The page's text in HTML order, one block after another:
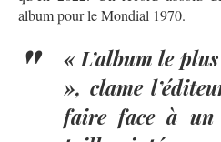
album pour le Mondial 1970.
« L’album le
», clame
faire face à un